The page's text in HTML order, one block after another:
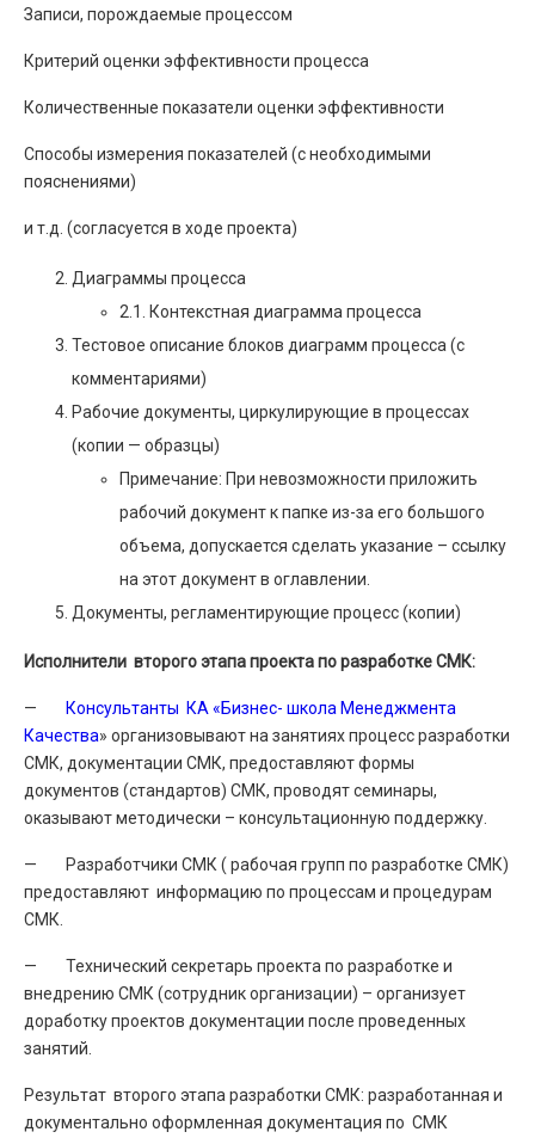
Записи, порождаемые процессом
Критерий оценки эффективности процесса
Количественные показатели оценки эффективности
Способы измерения показателей (с необходимыми
пояснениями)
и т.д. (согласуется в ходе проекта)
Диаграммы процесса
2.1. Контекстная диаграмма процесса
Тестовое описание блоков диаграмм процесса (с
комментариями)
Рабочие документы, циркулирующие в процессах
(копии — образцы)
Примечание: При невозможности приложить
рабочий документ к папке из-за его большого
объема, допускается сделать указание – ссылку
на этот документ в оглавлении.
Документы, регламентирующие процесс (копии)
Исполнители второго этапа проекта по разработке СМК:
—
Консультанты КА «Бизнес- школа Менеджмента
Качества» организовывают на занятиях процесс разработки
СМК, документации СМК, предоставляют формы
документов (стандартов) СМК, проводят семинары,
оказывают методически – консультационную поддержку.
— Разработчики СМК ( рабочая групп по разработке СМК)
предоставляют информацию по процессам и процедурам
СМК.
— Технический секретарь проекта по разработке и
внедрению СМК (сотрудник организации) – организует
доработку проектов документации после проведенных
занятий.
Результат второго этапа разработки СМК: разработанная и
документально оформленная документация по СМК